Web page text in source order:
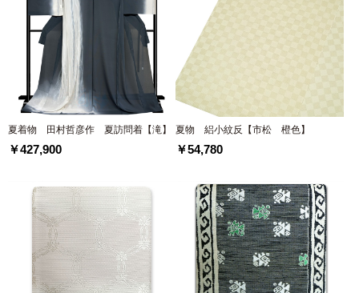
夏着物 田村哲彦作 夏訪問着【滝】
￥427,900
夏物 絽小紋反【市松 橙色】
￥54,780